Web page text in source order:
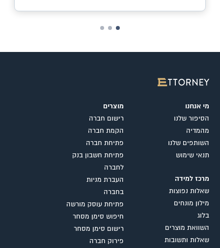
מי אנחנו
הסיפור שלנו
מהמדיה
השותפים שלנו
תנאי שימוש
מרכז למידה
שאלות נפוצות
מילון מונחים
בלוג
השוואת מוצרים
שאלות ותשובות
מוצרים
רישום חברה
הקמת חברה
פתיחת חברה
פתיחת חשבון בנק
לחברה
העברת מניות
בחברה
פתיחת עוסק מורשה
חיפוש סימן מסחר
רישום סימן מסחר
פירוק חברה